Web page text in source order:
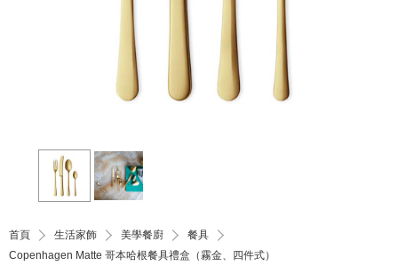
首頁 生活家飾 美學餐廚
餐具
Copenhagen Matte 哥本哈根餐具禮盒（霧金、四件式）